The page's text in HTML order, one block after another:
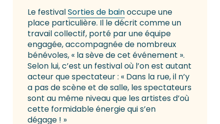
Le festivalSorties de bainoccupe une
place particulière. Il le décrit comme un
travail collectif, porté par une équipe
engagée, accompagnée de nombreux
bénévoles, « la sève de cet événement ».
Selon lui, c’est un festival où l’on est autant
acteur que spectateur : « Dans la rue, il n’y
a pas de scène et de salle, les spectateurs
sont au même niveau que les artistes d’où
cette formidable énergie qui s’en
dégage ! »